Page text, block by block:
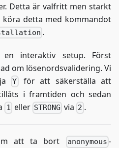
Detta är valfritt men starkt
detta med kommandot
.
interaktiv setup. Först
om lösenordsvalidering. Vi
Y
för att säkerställa att
i framtiden och sedan
1 eller STRONG via 2 .
att ta bort anonymous -